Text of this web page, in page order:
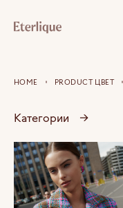
HOME PRODUCT ЦВЕТ
Категории →